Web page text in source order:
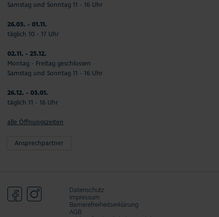
Samstag und Sonntag 11 - 16 Uhr
26.03. - 01.11.
täglich 10 - 17 Uhr
02.11. - 25.12.
Montag - Freitag geschlossen
Samstag und Sonntag 11 - 16 Uhr
26.12. - 03.01.
täglich 11 - 16 Uhr
alle Öffnungszeiten
Ansprechpartner
Datenschutz
Impressum
Barrierefreiheitserklärung
AGB